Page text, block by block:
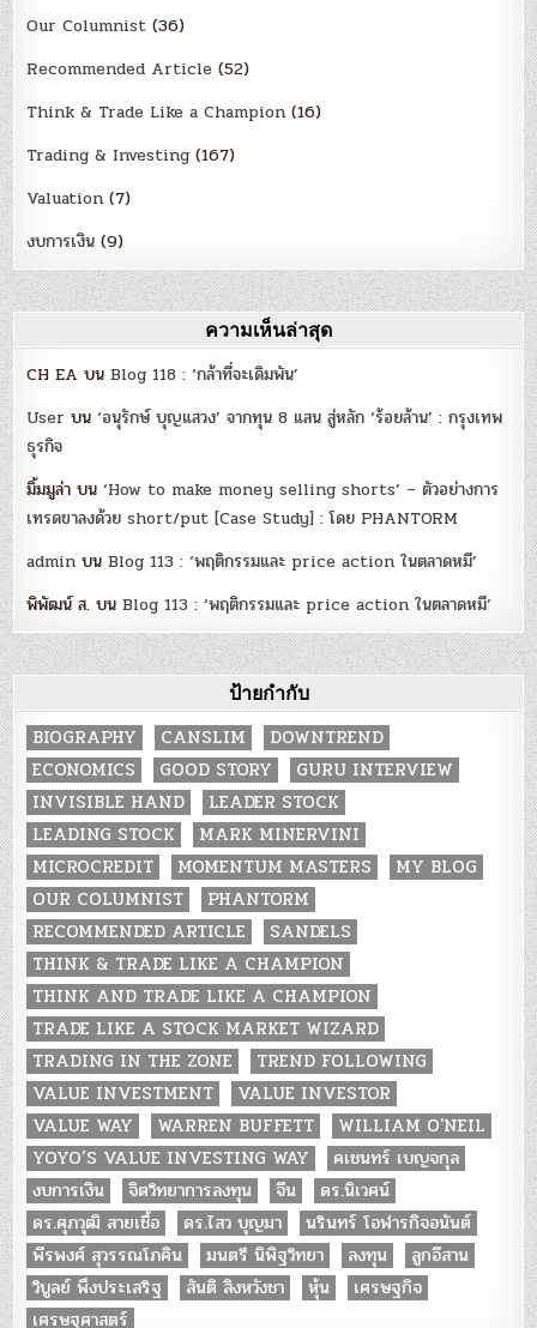
Our Columnist (36)
Recommended Article (52)
Think & Trade Like a Champion (16)
Trading & Investing (167)
Valuation (7)
งบการเงิน (9)
ความเห็นล่าสุด
CH EA บนBlog 118 : ‘กล้าที่จะเดิมพัน’
User บน‘อนุรักษ์ บุญแสวง’ จากทุน 8 แสน สู่หลัก ‘ร้อยล้าน’ : กรุงเทพ
ธุรกิจ
มิ้มมูล่า บน‘How to make money selling shorts’ – ตัวอย่างการ
เทรดขาลงด้วย short/put [Case Study] : โดย PHANTORM
admin บนBlog 113 : ‘พฤติกรรมและ price action ในตลาดหมี’
พิพัฒน์ ส. บนBlog 113 : ‘พฤติกรรมและ price action ในตลาดหมี’
ป้ายกำกับ
BIOGRAPHY CANSLIM
DOWNTREND
ECONOMICS
GOOD STORY
GURU INTERVIEW
INVISIBLE HAND
LEADER STOCK
LEADING STOCK
MARK MINERVINI
MICROCREDIT
MOMENTUM MASTERS
MY BLOG
OUR COLUMNIST
PHANTORM
RECOMMENDED ARTICLE
SANDELS
THINK & TRADE LIKE A CHAMPION
THINK AND TRADE LIKE A CHAMPION
TRADE LIKE A STOCK MARKET WIZARD
TRADING IN THE ZONE
TREND FOLLOWING
VALUE INVESTMENT
VALUE INVESTOR
VALUE WAY
WARREN BUFFETT
WILLIAM O'NEIL
YOYO’S VALUE INVESTING WAY
คเชนทร์ เบญจกุล
งบการเงิน
จิตวิทยาการลงทุน จีน
ดร.นิเวศน์
ดร.ศุภวุฒิ สายเชื้อ
ดร.ไสว บุญมา
นรินทร์ โอฬารกิจอนันต์
พีรพงศ์ สุวรรณโภคิน
มนตรี นิพิฐวิทยา ลงทุน
ลูกอีสาน
วิบูลย์ พึงประเสริฐ
สันติ สิงหวังชา หุ้น
เศรษฐกิจ
เศรษฐศาสตร์